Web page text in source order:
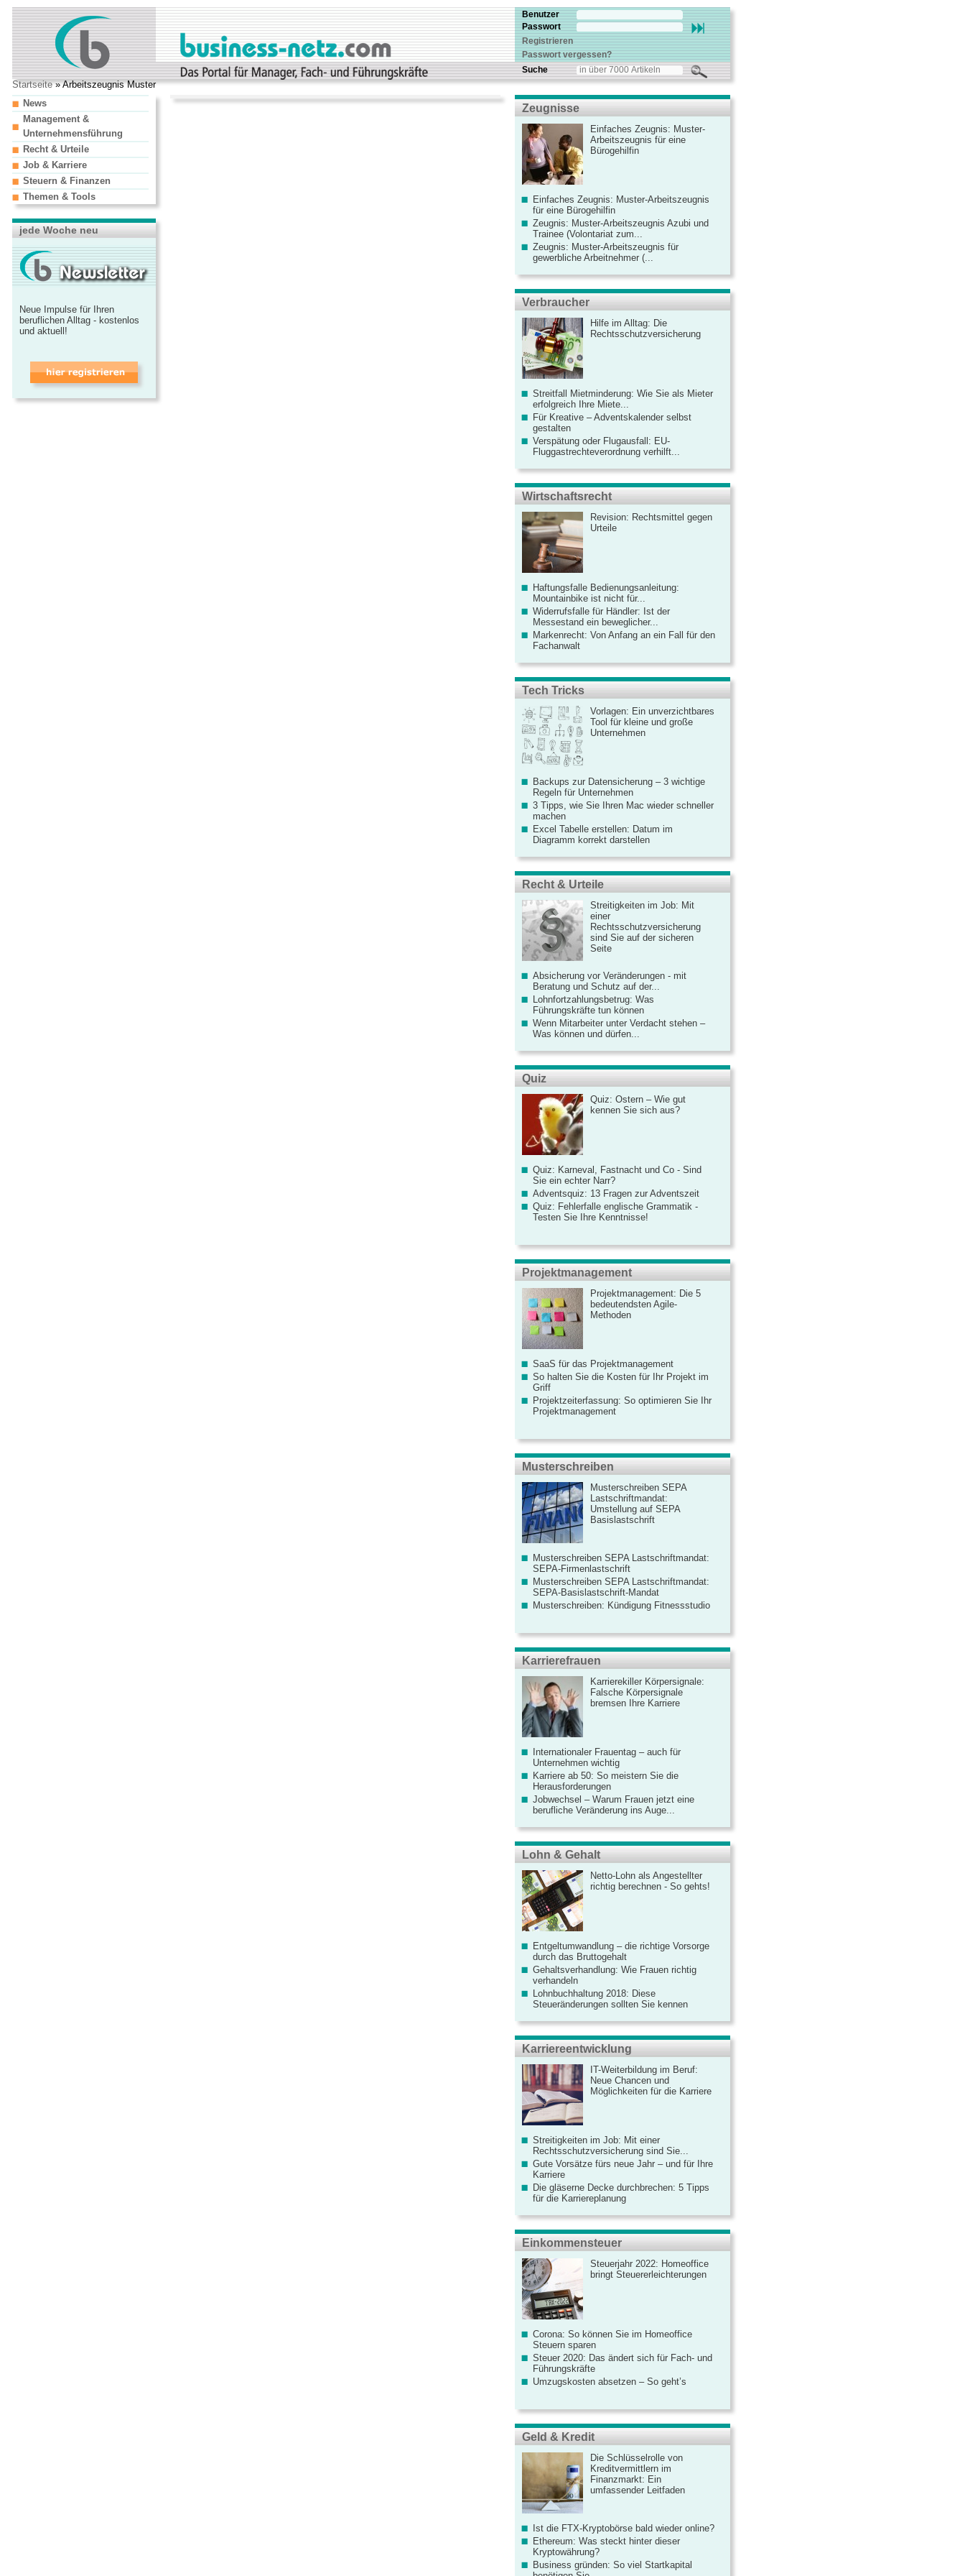
Benutzer
Passwort
Registrieren
Passwort vergessen?
Suche
Startseite» Arbeitszeugnis Muster
News
Management &
Unternehmensführung
Recht & Urteile
Job & Karriere
Steuern & Finanzen
Themen & Tools
jede Woche neu
Neue Impulse für Ihren
beruflichen Alltag - kostenlos
und aktuell!
Zeugnisse
Einfaches Zeugnis: Muster-
Arbeitszeugnis für eine
Bürogehilfin
Einfaches Zeugnis: Muster-Arbeitszeugnis
für eine Bürogehilfin
Zeugnis: Muster-Arbeitszeugnis Azubi und
Trainee (Volontariat zum...
Zeugnis: Muster-Arbeitszeugnis für
gewerbliche Arbeitnehmer (...
Verbraucher
Hilfe im Alltag: Die
Rechtsschutzversicherung
Streitfall Mietminderung: Wie Sie als Mieter
erfolgreich Ihre Miete...
Für Kreative – Adventskalender selbst
gestalten
Verspätung oder Flugausfall: EU-
Fluggastrechteverordnung verhilft...
Wirtschaftsrecht
Revision: Rechtsmittel gegen
Urteile
Haftungsfalle Bedienungsanleitung:
Mountainbike ist nicht für...
Widerrufsfalle für Händler: Ist der
Messestand ein beweglicher...
Markenrecht: Von Anfang an ein Fall für den
Fachanwalt
Tech Tricks
Vorlagen: Ein unverzichtbares
Tool für kleine und große
Unternehmen
Backups zur Datensicherung – 3 wichtige
Regeln für Unternehmen
3 Tipps, wie Sie Ihren Mac wieder schneller
machen
Excel Tabelle erstellen: Datum im
Diagramm korrekt darstellen
Recht & Urteile
Streitigkeiten im Job: Mit
einer
Rechtsschutzversicherung
sind Sie auf der sicheren
Seite
Absicherung vor Veränderungen - mit
Beratung und Schutz auf der...
Lohnfortzahlungsbetrug: Was
Führungskräfte tun können
Wenn Mitarbeiter unter Verdacht stehen –
Was können und dürfen...
Quiz
Quiz: Ostern – Wie gut
kennen Sie sich aus?
Quiz: Karneval, Fastnacht und Co - Sind
Sie ein echter Narr?
Adventsquiz: 13 Fragen zur Adventszeit
Quiz: Fehlerfalle englische Grammatik -
Testen Sie Ihre Kenntnisse!
Projektmanagement
Projektmanagement: Die 5
bedeutendsten Agile-
Methoden
SaaS für das Projektmanagement
So halten Sie die Kosten für Ihr Projekt im
Griff
Projektzeiterfassung: So optimieren Sie Ihr
Projektmanagement
Musterschreiben
Musterschreiben SEPA
Lastschriftmandat:
Umstellung auf SEPA
Basislastschrift
Musterschreiben SEPA Lastschriftmandat:
SEPA-Firmenlastschrift
Musterschreiben SEPA Lastschriftmandat:
SEPA-Basislastschrift-Mandat
Musterschreiben: Kündigung Fitnessstudio
Karrierefrauen
Karrierekiller Körpersignale:
Falsche Körpersignale
bremsen Ihre Karriere
Internationaler Frauentag – auch für
Unternehmen wichtig
Karriere ab 50: So meistern Sie die
Herausforderungen
Jobwechsel – Warum Frauen jetzt eine
berufliche Veränderung ins Auge...
Lohn & Gehalt
Netto-Lohn als Angestellter
richtig berechnen - So gehts!
Entgeltumwandlung – die richtige Vorsorge
durch das Bruttogehalt
Gehaltsverhandlung: Wie Frauen richtig
verhandeln
Lohnbuchhaltung 2018: Diese
Steueränderungen sollten Sie kennen
Karriereentwicklung
IT-Weiterbildung im Beruf:
Neue Chancen und
Möglichkeiten für die Karriere
Streitigkeiten im Job: Mit einer
Rechtsschutzversicherung sind Sie...
Gute Vorsätze fürs neue Jahr – und für Ihre
Karriere
Die gläserne Decke durchbrechen: 5 Tipps
für die Karriereplanung
Einkommensteuer
Steuerjahr 2022: Homeoffice
bringt Steuererleichterungen
Corona: So können Sie im Homeoffice
Steuern sparen
Steuer 2020: Das ändert sich für Fach- und
Führungskräfte
Umzugskosten absetzen – So geht’s
Geld & Kredit
Die Schlüsselrolle von
Kreditvermittlern im
Finanzmarkt: Ein
umfassender Leitfaden
Ist die FTX-Kryptobörse bald wieder online?
Ethereum: Was steckt hinter dieser
Kryptowährung?
Business gründen: So viel Startkapital